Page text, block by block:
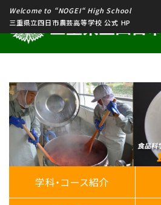
Welcome to “NOGEI“ High School
三重県立四日市農芸高等学校 公式 HP
学科・コース紹介